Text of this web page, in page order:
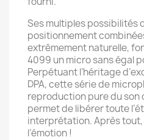
Ses multiples possibilités
positionnement
extrêmement naturelle,
4099 un micro sans égal
Perpétuant l’héritage
DPA, cette série de
reproduction pure du son
permet de libérer toute
interprétation. Après tout,
l’émotion !